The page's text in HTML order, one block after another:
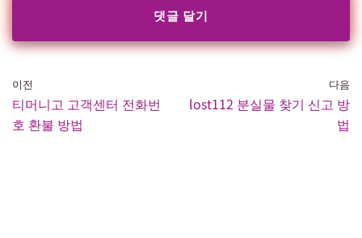
이전
티머니고 고객센터 전화번
호 환불 방법
다음
lost112 분실물 찾기 신고 방
법